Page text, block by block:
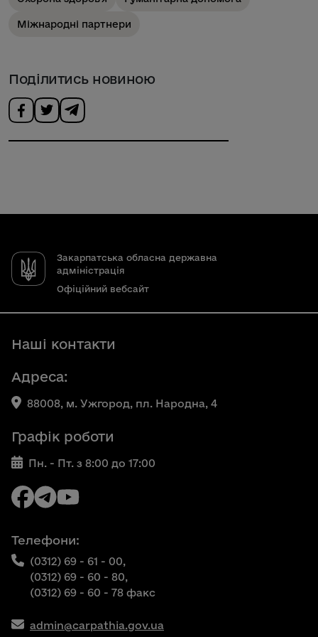
Міжнародні партнери
Поділитись новиною
Закарпатська обласна державна
адміністрація
Офіційний вебсайт
Наші контакти
Адреса:
88008, м. Ужгород, пл. Народна, 4
Графік роботи
Пн. - Пт. з 8:00 до 17:00
Телефони:
(0312) 69 - 61 - 00,
(0312) 69 - 60 - 80,
(0312) 69 - 60 - 78 факс
admin@carpathia.gov.ua